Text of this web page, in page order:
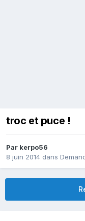
troc et puce !
Par kerpo56
8 juin 2014 dans